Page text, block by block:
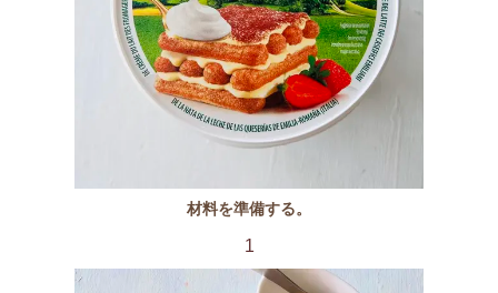
材料を準備する。
1